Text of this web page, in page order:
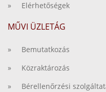
» Elérhetőségek
MŰVI ÜZLETÁG
» Bemutatkozás
» Közraktározás
» Bérellenőrzési